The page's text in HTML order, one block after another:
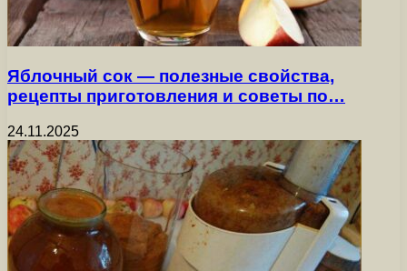
Яблочный сок — полезные свойства,
рецепты приготовления и советы по…
24.11.2025